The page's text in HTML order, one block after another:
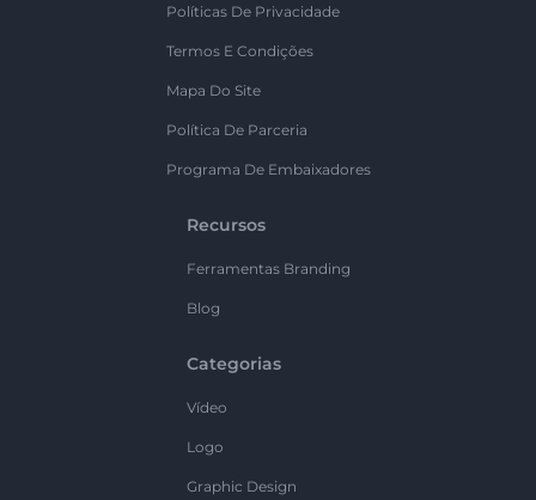
Políticas De Privacidade
Termos E Condições
Mapa Do Site
Política De Parceria
Programa De Embaixadores
Recursos
Ferramentas Branding
Blog
Categorias
Vídeo
Logo
Graphic Design